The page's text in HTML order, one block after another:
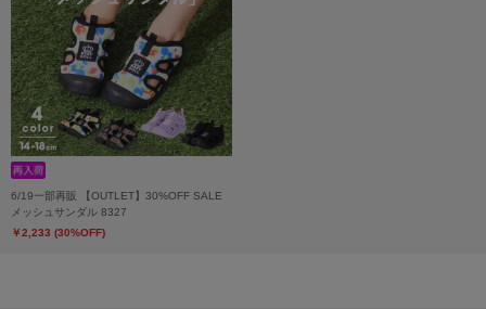
6/19一部再販 【OUTLET】30%OFF SALE
メッシュサンダル 8327
￥2,233 (30%OFF)